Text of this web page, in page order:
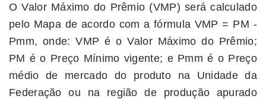
O Valor Máximo do Prêmio (VMP) será calculado
pelo Mapa de acordo com a fórmula VMP = PM -
Pmm, onde: VMP é o Valor Máximo do Prêmio;
PM é o Preço Mínimo vigente; e Pmm é o Preço
médio de mercado do produto na Unidade da
Federação ou na região de produção apurado